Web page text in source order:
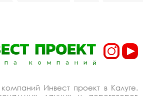
Инвест проект в Калуге.